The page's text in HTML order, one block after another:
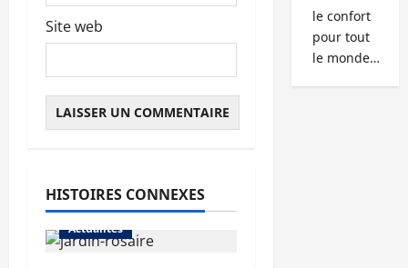
Site web
HISTOIRES CONNEXES
Actualités
le confort
pour tout
le monde…